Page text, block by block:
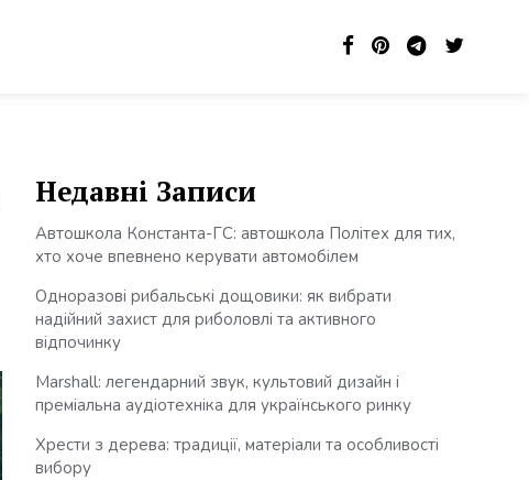
Недавні Записи
Автошкола Константа-ГС: автошкола Політех для тих,
хто хоче впевнено керувати автомобілем
Одноразові рибальські дощовики: як вибрати
надійний захист для риболовлі та активного
відпочинку
Marshall: легендарний звук, культовий дизайн і
преміальна аудіотехніка для українського ринку
Хрести з дерева: традиції, матеріали та особливості
вибору